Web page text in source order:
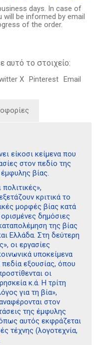
days. In case of
will be informed by email
of the order.
αυτό το στοιχείο:
X Pinterest Email
είκοσι κείμενα που
στον πεδίο της
βίας.
κριτικά το
μορφές βίας κατά
δημόσιες
της βίας
Ελλάδα. Στη δεύτερη
οι εργασίες
υποκείμενα
εξουσίας, όπου
οι
κ.ά. Η τρίτη
για τη βία»,
στον
της έμφυλης
αυτός εκφράζεται
τέχνης (λογοτεχνία,